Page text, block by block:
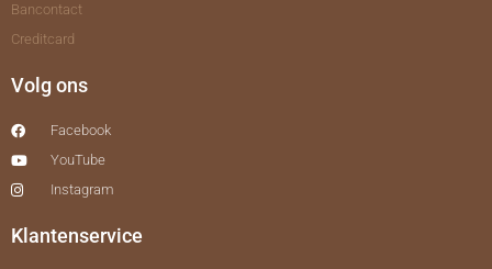
Bancontact
Creditcard
Volg ons
Facebook
YouTube
Instagram
Klantenservice